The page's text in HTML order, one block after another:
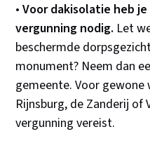
•Voor dakisolatie heb
vergunning nodig. Let
beschermde
monument? Neem dan
gemeente. Voor gewone
Rijnsburg, de Zanderij of
vergunning vereist.